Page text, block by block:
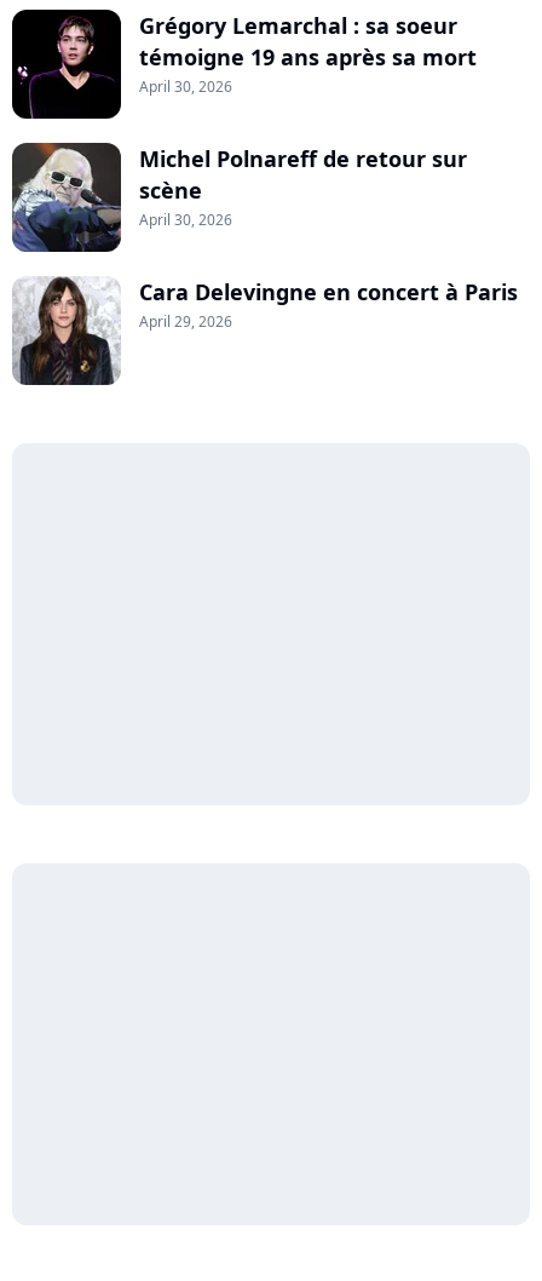
Grégory Lemarchal : sa soeur
témoigne 19 ans après sa mort
April 30, 2026
Michel Polnareff de retour sur
scène
April 30, 2026
Cara Delevingne en concert à Paris
April 29, 2026